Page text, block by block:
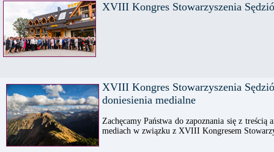
XVIII Kongres Stowarzyszenia
XVIII Kongres Stowarzyszenia
doniesienia medialne
Zachęcamy Państwa do zapoznania się z treścią
mediach w związku z XVIII Kongresem